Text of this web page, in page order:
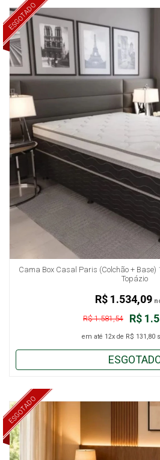
ESGOTADO
Cama Box Casal Paris (Colchão +
Topázio
R$
R$ 1.581,54
em até 12x de R$ 131,80
R$ 1.534,09
ESGOTADO